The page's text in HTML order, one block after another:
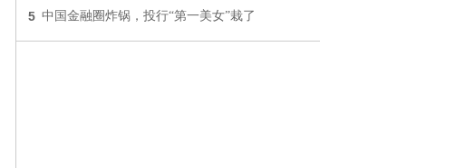
5 中国金融圈炸锅，投行“第一美女”栽了